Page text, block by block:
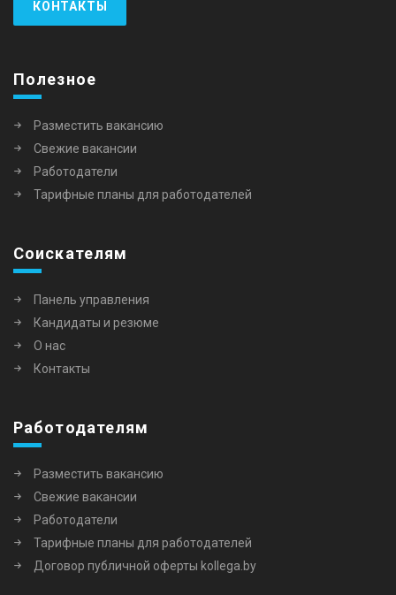
КОНТАКТЫ
Полезное
Разместить вакансию
Свежие вакансии
Работодатели
Тарифные планы для работодателей
Соискателям
Панель управления
Кандидаты и резюме
О нас
Контакты
Работодателям
Разместить вакансию
Свежие вакансии
Работодатели
Тарифные планы для работодателей
Договор публичной оферты kollega.by